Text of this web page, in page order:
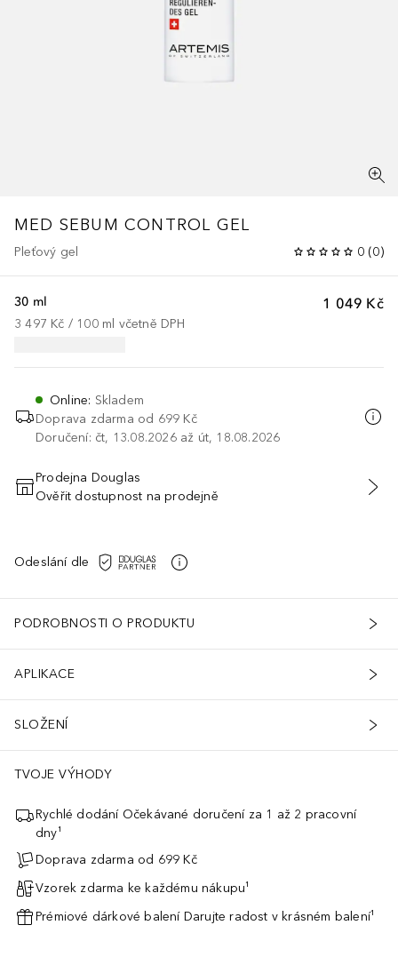
MED SEBUM CONTROL GEL
Pleťový gel 0 (0)
1 049 Kč
30 ml
3 497 Kč / 100 ml včetně DPH
Online: Skladem
Doprava zdarma od 699 Kč
Doručení: čt, 13.08.2026 až út, 18.08.2026
PŘIDAT DO KOŠÍKU
Prodejna Douglas
Ověřit dostupnost na prodejně
Odeslání dle
PODROBNOSTI O PRODUKTU
APLIKACE
SLOŽENÍ
TVOJE VÝHODY
Rychlé dodání Očekávané doručení za 1 až 2 pracovní
dny¹
Doprava zdarma od 699 Kč
Vzorek zdarma ke každému nákupu¹
Prémiové dárkové balení Darujte radost v krásném balení¹